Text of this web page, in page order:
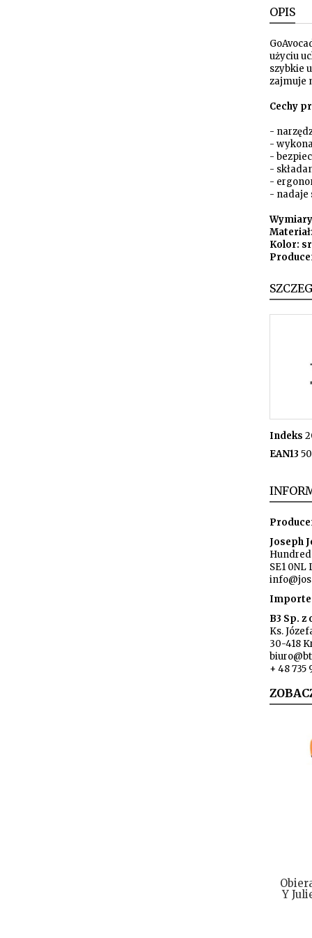
OPIS
użyciu
szybkie
zajmuje
Cechy
-
-
-
-
-
- nadaje
Kolor:
Indeks
EAN13
Joseph
Hundred
SE1
B3 Sp. z
Ks.
30-418
+ 48 735
Y